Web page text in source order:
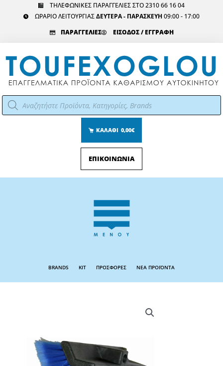
ΤΗΛΕΦΩΝΙΚΕΣ ΠΑΡΑΓΓΕΛΙΕΣ ΣΤΟ 2310 66 16 04
ΩΡΑΡΙΟ ΛΕΙΤΟΥΡΓΙΑΣΔΕΥΤΕΡΑ - ΠΑΡΑΣΚΕΥΗ 09:00 - 17:00
ΠΑΡΑΓΓΕΛΙΕΣ
ΕΙΣΟΔΟΣ / ΕΓΓΡΑΦΗ
Αναζήτηση
προϊόντων
ΚΑΛΑΘΙ 0,00€
ΕΠΙΚΟΙΝΩΝΙΑ
Menu
BRANDS KIT ΠΡΟΣΦΟΡΕΣ ΝΕΑ ΠΡΟΪΟΝΤΑ